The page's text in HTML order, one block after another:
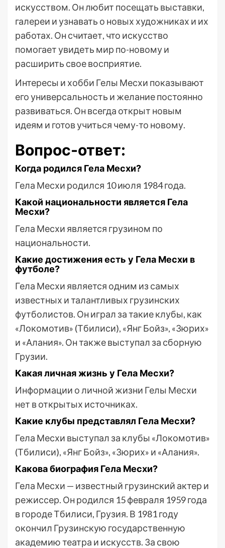
искусством. Он любит посещать выставки,
галереи и узнавать о новых художниках и их
работах. Он считает, что искусство
помогает увидеть мир по-новому и
расширить свое восприятие.
Интересы и хобби Гелы Месхи показывают
его универсальность и желание постоянно
развиваться. Он всегда открыт новым
идеям и готов учиться чему-то новому.
Вопрос-ответ:
Когда родился Гела Месхи?
Гела Месхи родился 10 июля 1984 года.
Какой национальности является Гела
Месхи?
Гела Месхи является грузином по
национальности.
Какие достижения есть у Гела Месхи в
футболе?
Гела Месхи является одним из самых
известных и талантливых грузинских
футболистов. Он играл за такие клубы, как
«Локомотив» (Тбилиси), «Янг Бойз», «Зюрих»
и «Алания». Он также выступал за сборную
Грузии.
Какая личная жизнь у Гела Месхи?
Информации о личной жизни Гелы Месхи
нет в открытых источниках.
Какие клубы представлял Гела Месхи?
Гела Месхи выступал за клубы «Локомотив»
(Тбилиси), «Янг Бойз», «Зюрих» и «Алания».
Какова биография Гела Месхи?
Гела Месхи — известный грузинский актер и
режиссер. Он родился 15 февраля 1959 года
в городе Тбилиси, Грузия. В 1981 году
окончил Грузинскую государственную
академию театра и искусств. За свою